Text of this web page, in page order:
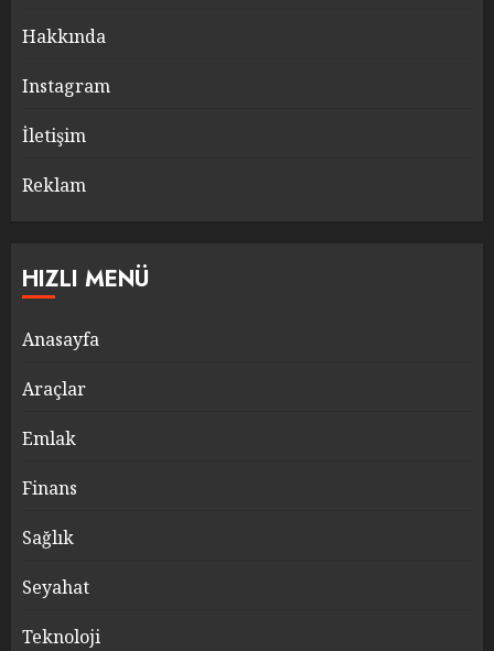
Hakkında
Instagram
İletişim
Reklam
HIZLI MENÜ
Anasayfa
Araçlar
Emlak
Finans
Sağlık
Seyahat
Teknoloji